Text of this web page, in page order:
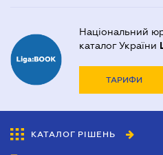
Національний
каталог України
ТАРИФИ
КАТАЛОГ РІШЕНЬ